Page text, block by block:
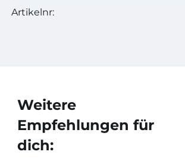
Artikelnr:
Weitere
Empfehlungen für
dich: